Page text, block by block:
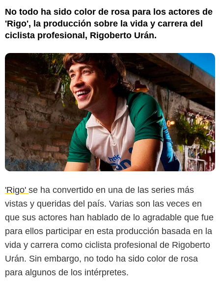
No todo ha sido color de rosa para los actores de
'Rigo', la producción sobre la vida y carrera del
ciclista profesional, Rigoberto Urán.
'Rigo' se ha convertido en una de las series más
vistas y queridas del país. Varias son las veces en
que sus actores han hablado de lo agradable que fue
para ellos participar en esta producción basada en la
vida y carrera como ciclista profesional de Rigoberto
Urán. Sin embargo, no todo ha sido color de rosa
para algunos de los intérpretes.